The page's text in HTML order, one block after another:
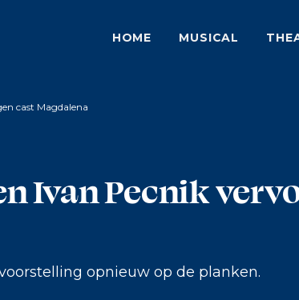
HOME MUSICAL
cast Magdalena
Ivan Pecnik
opnieuw op de planken.